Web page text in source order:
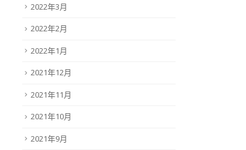
2022年3月
2022年2月
2022年1月
2021年12月
2021年11月
2021年10月
2021年9月